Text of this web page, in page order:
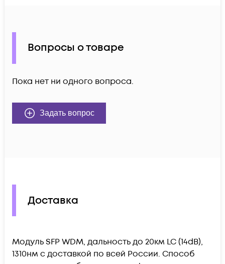
Вопросы о товаре
Пока нет ни одного вопроса.
Задать вопрос
Доставка
Модуль SFP WDM, дальность до 20км LC (14dB),
1310нм c доставкой по всей России. Способ